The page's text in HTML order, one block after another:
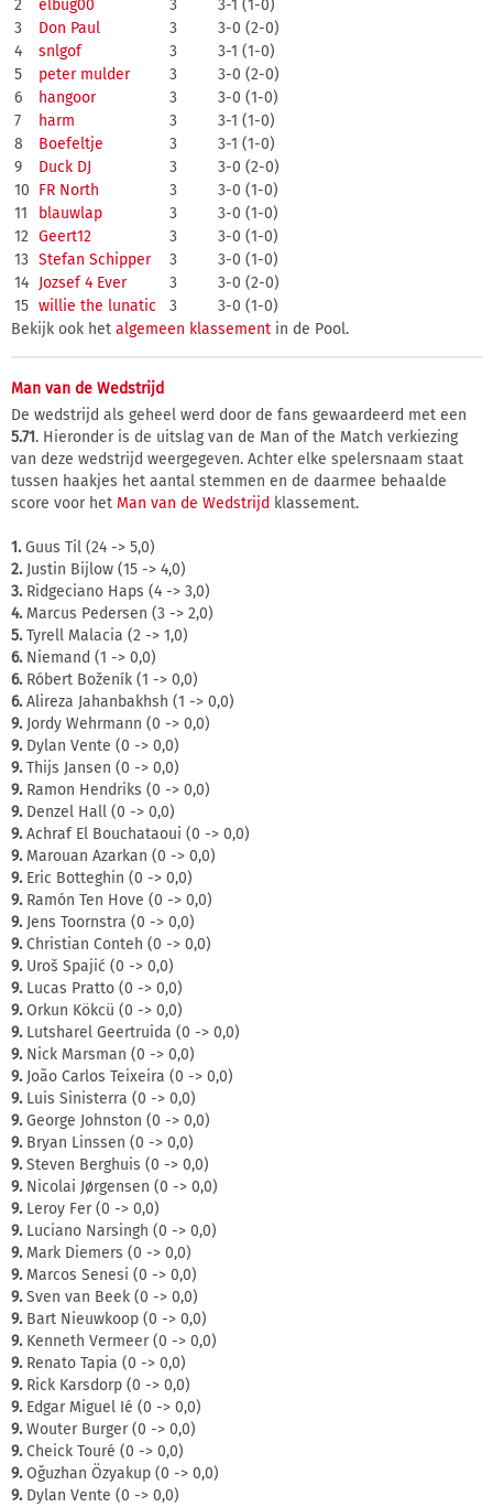
2 elbug00 3
3-1 (1-0)
3
Don Paul 3
3-0 (2-0)
4
snlgof 3
3-1 (1-0)
5
peter mulder 3
3-0 (2-0)
6
hangoor 3
3-0 (1-0)
7
harm 3
3-1 (1-0)
8
Boefeltje 3
3-1 (1-0)
9
Duck DJ 3
3-0 (2-0)
10 FR North 3
3-0 (1-0)
11
blauwlap 3
3-0 (1-0)
12 Geert12 3
3-0 (1-0)
13 Stefan Schipper 3
3-0 (1-0)
14 Jozsef 4 Ever 3
3-0 (2-0)
15 willie the lunatic 3
3-0 (1-0)
Bekijk ook het algemeen klassement in de Pool.
Man van de Wedstrijd
De wedstrijd als geheel werd door de fans gewaardeerd met een
5.71. Hieronder is de uitslag van de Man of the Match verkiezing
van deze wedstrijd weergegeven. Achter elke spelersnaam staat
tussen haakjes het aantal stemmen en de daarmee behaalde
score voor het Man van de Wedstrijd klassement.
1.Guus Til (24 -> 5,0)
2.Justin Bijlow (15 -> 4,0)
3.Ridgeciano Haps (4 -> 3,0)
4.Marcus Pedersen (3 -> 2,0)
5.Tyrell Malacia (2 -> 1,0)
6.Niemand (1 -> 0,0)
6.Róbert Boženík (1 -> 0,0)
6.Alireza Jahanbakhsh (1 -> 0,0)
9.Jordy Wehrmann (0 -> 0,0)
9.Dylan Vente (0 -> 0,0)
9.Thijs Jansen (0 -> 0,0)
9.Ramon Hendriks (0 -> 0,0)
9.Denzel Hall (0 -> 0,0)
9.Achraf El Bouchataoui (0 -> 0,0)
9.Marouan Azarkan (0 -> 0,0)
9.Eric Botteghin (0 -> 0,0)
9.Ramón Ten Hove (0 -> 0,0)
9.Jens Toornstra (0 -> 0,0)
9.Christian Conteh (0 -> 0,0)
9.Uroš Spajić (0 -> 0,0)
9.Lucas Pratto (0 -> 0,0)
9.Orkun Kökcü (0 -> 0,0)
9.Lutsharel Geertruida (0 -> 0,0)
9.Nick Marsman (0 -> 0,0)
9.João Carlos Teixeira (0 -> 0,0)
9.Luis Sinisterra (0 -> 0,0)
9.George Johnston (0 -> 0,0)
9.Bryan Linssen (0 -> 0,0)
9.Steven Berghuis (0 -> 0,0)
9.Nicolai Jørgensen (0 -> 0,0)
9.Leroy Fer (0 -> 0,0)
9.Luciano Narsingh (0 -> 0,0)
9.Mark Diemers (0 -> 0,0)
9.Marcos Senesi (0 -> 0,0)
9.Sven van Beek (0 -> 0,0)
9.Bart Nieuwkoop (0 -> 0,0)
9.Kenneth Vermeer (0 -> 0,0)
9.Renato Tapia (0 -> 0,0)
9.Rick Karsdorp (0 -> 0,0)
9.Edgar Miguel Ié (0 -> 0,0)
9.Wouter Burger (0 -> 0,0)
9.Cheick Touré (0 -> 0,0)
9.Oğuzhan Özyakup (0 -> 0,0)
9.Dylan Vente (0 -> 0,0)